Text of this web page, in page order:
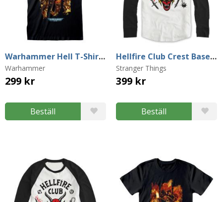
Warhammer Hell T-Shirt (X-Large)
Warhammer
299 kr
Beställ
Hellfire Club Crest Baseball Sweater (XX-Large)
Stranger Things
399 kr
Beställ